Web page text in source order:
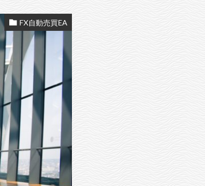
FX自動売買EA